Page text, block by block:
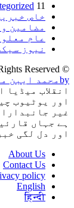
11
خاص
مضامین
عام
نیوز
© Copyright 2026, All Rights Reserved |
byمحمد ایبن مقبول حسین
انقلاب
اور یوٹیوب
غیر
ہے جہاں
اور دل لگی
About Us
Contact Us
policy
English
हिन्दी